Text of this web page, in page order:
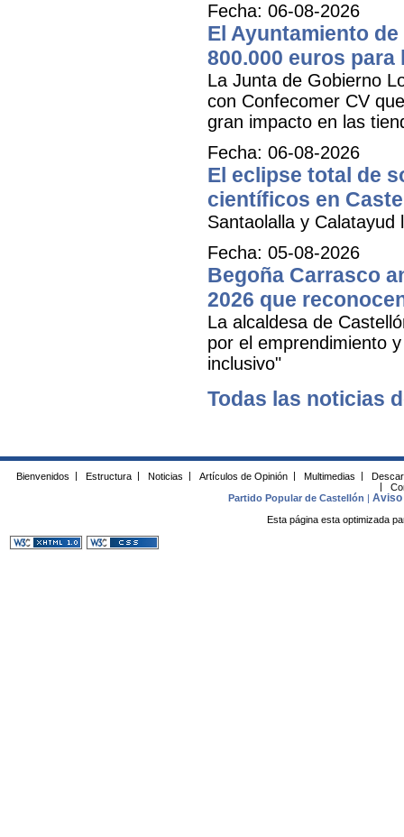
Fecha: 06-08-2026
El Ayuntamiento
800.000 euros
La Junta de Gobierno
con Confecomer CV
gran impacto en las
Fecha: 06-08-2026
El eclipse total de
científicos en
Santaolalla y Calatayud
Fecha: 05-08-2026
Begoña Carrasco
2026 que
La alcaldesa de
por el emprendimiento
inclusivo"
Todas las noticias
Bienvenidos Estructura Noticias Artículos de Opinión Multimedias
Partido Popular de Castellón
|Aviso
Esta página esta optimizada